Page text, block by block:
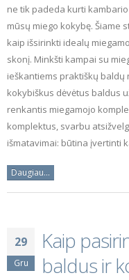
ne tik padeda kurti
mūsų miego kokybę. Šiame
kaip išsirinkti idealų
skonį. Minkšti kampai su
ieškantiems praktiškų
kokybiškus dėvėtus baldus
renkantis miegamojo
komplektus, svarbu
išmatavimai: būtina įvertinti
Daugiau...
29
Gru
Kaip
baldus ir